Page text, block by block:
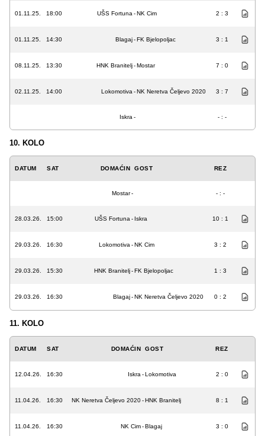
01.11.25. 18:00 UŠS Fortuna -NK Cim 2 : 3
01.11.25. 14:30 Blagaj-FK Bjelopoljac 3 : 1
08.11.25. 13:30 HNK Branitelj-Mostar 7 : 0
02.11.25. 14:00 Lokomotiva -NK Neretva Čeljevo 2020 3 : 7
Iskra - - : -
10. KOLO
DATUM SAT DOMAĆIN GOST REZ
Mostar- - : -
28.03.26. 15:00 UŠS Fortuna - Iskra 10 : 1
29.03.26. 16:30 Lokomotiva -NK Cim 3 : 2
29.03.26. 15:30 HNK Branitelj-FK Bjelopoljac 1 : 3
29.03.26. 16:30 Blagaj-NK Neretva Čeljevo 2020 0 : 2
11. KOLO
DATUM SAT DOMAĆIN GOST REZ
12.04.26. 16:30 Iskra -Lokomotiva 2 : 0
11.04.26. 16:30 NK Neretva Čeljevo 2020-HNK Branitelj 8 : 1
11.04.26. 16:30 NK Cim-Blagaj 3 : 0